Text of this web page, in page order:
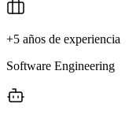
+5 años de experiencia
Software Engineering